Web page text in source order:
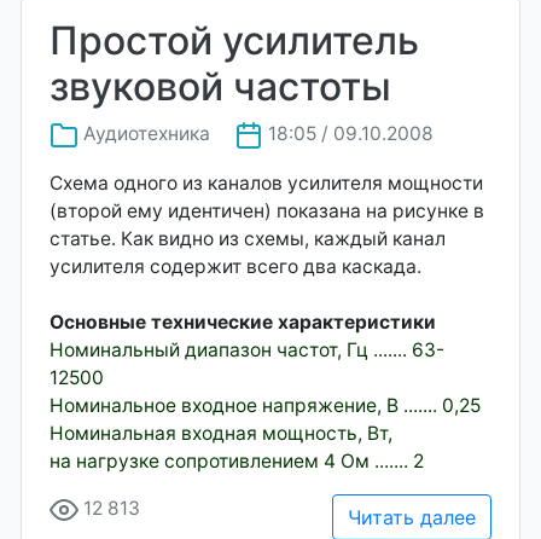
Простой усилитель
звуковой частоты
Аудиотехника 18:05 / 09.10.2008
Схема одного из каналов усилителя мощности
(второй ему идентичен) показана на рисунке в
статье. Как видно из схемы, каждый канал
усилителя содержит всего два каскада.
Основные технические характеристики
Номинальный диапазон частот, Гц ....... 63-
12500
Номинальное входное напряжение, В ....... 0,25
Номинальная входная мощность, Вт,
на нагрузке сопротивлением 4 Ом ....... 2
12 813 Читать далее